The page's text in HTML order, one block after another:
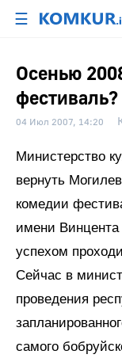
☰
Осенью
фестиваль?
04 Июл 2007, 14:20
Министерство
вернуть
комедии
имени Винцента
успехом
Сейчас в
проведения
самого